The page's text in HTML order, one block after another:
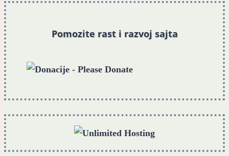
Pomozite rast i razvoj sajta